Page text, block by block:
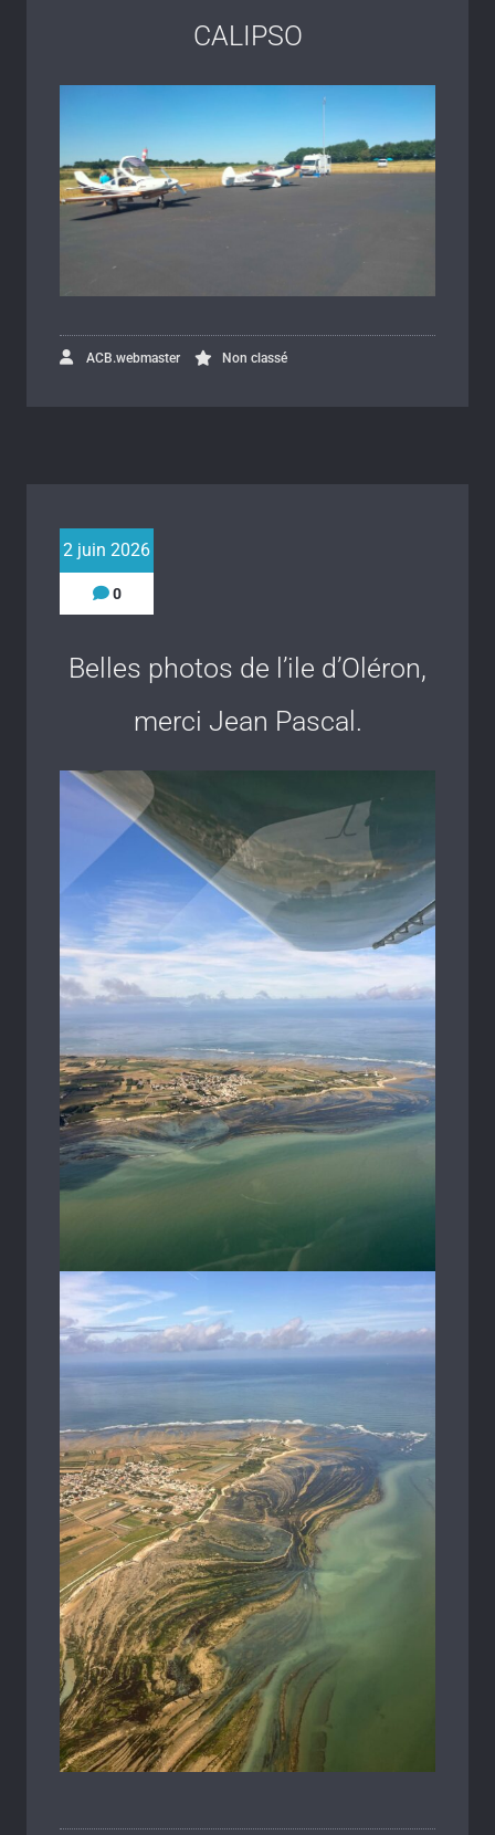
CALIPSO
ACB.webmaster Non classé
2 juin 2026
0
Belles photos de l’ile d’Oléron,
merci Jean Pascal.